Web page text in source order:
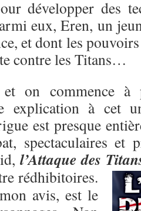
développer des
eux, Eren, un
et dont les
contre les Titans…
on commence à
explication à cet
est presque
spectaculaires et
l’Attaque des
rédhibitoires.
avis, est le